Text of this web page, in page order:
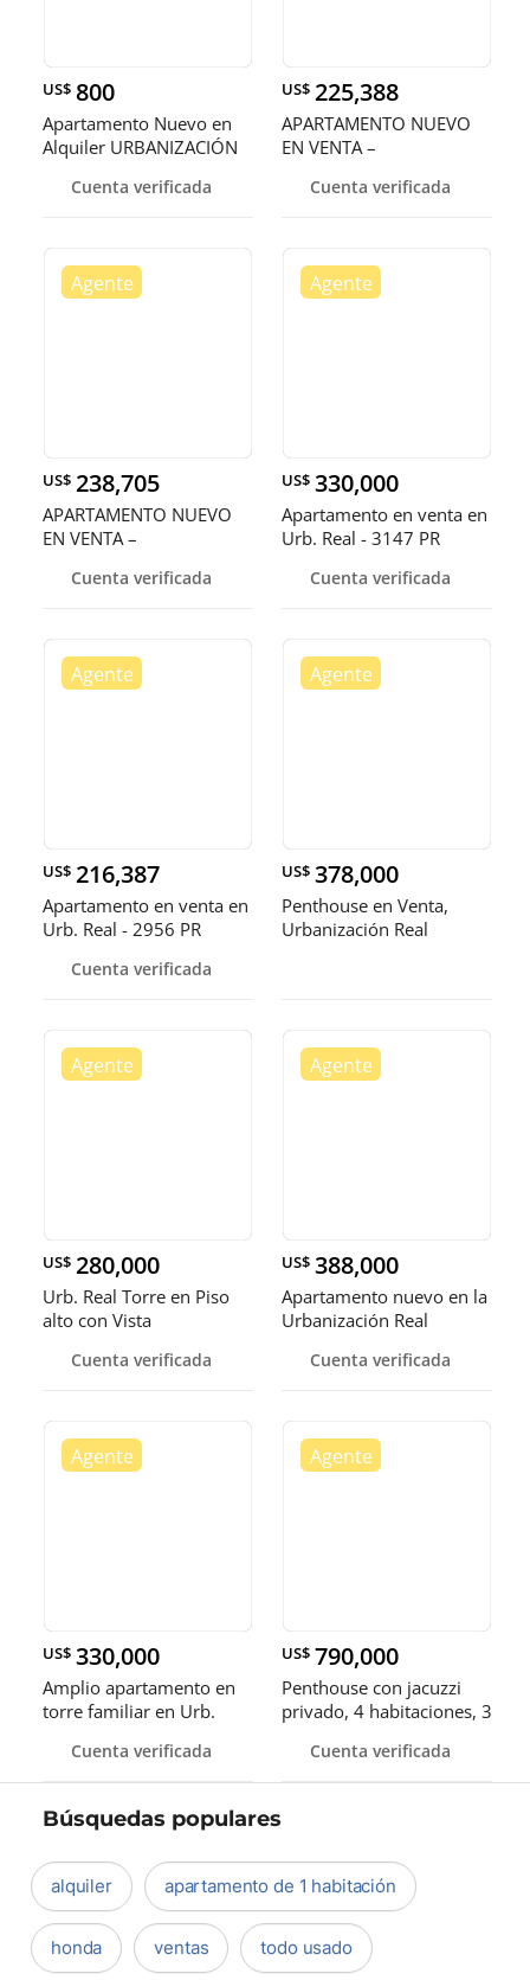
US$ 800
Apartamento Nuevo en
Alquiler URBANIZACIÓN
Cuenta verificada
US$ 225,388
APARTAMENTO NUEVO
EN VENTA –
Cuenta verificada
US$ 238,705
APARTAMENTO NUEVO
EN VENTA –
Cuenta verificada
US$ 330,000
Apartamento en venta en
Urb. Real - 3147 PR
Cuenta verificada
US$ 216,387
Apartamento en venta en
Urb. Real - 2956 PR
Cuenta verificada
US$ 378,000
Penthouse en Venta,
Urbanización Real
US$ 280,000
Urb. Real Torre en Piso
alto con Vista
sociales imponentes
Cuenta verificada
US$ 388,000
Apartamento nuevo en la
Urbanización Real
Cuenta verificada
US$ 330,000
Amplio apartamento en
torre familiar en Urb.
Cuenta verificada
US$ 790,000
Penthouse con jacuzzi
privado, 4 habitaciones, 3
Cuenta verificada
Búsquedas populares
alquiler apartamento de 1 habitación
honda ventas todo usado